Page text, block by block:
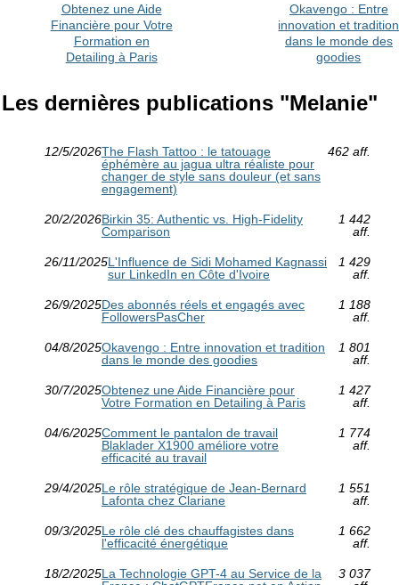
Obtenez une Aide
Financière pour Votre
Formation en
Detailing à Paris
Okavengo : Entre
innovation et tradition
dans le monde des
goodies
Les dernières publications "Melanie"
12/5/2026The Flash Tattoo : le tatouage
éphémère au jagua ultra réaliste pour
changer de style sans douleur (et sans
engagement)
462 aff.
20/2/2026Birkin 35: Authentic vs. High-Fidelity
Comparison
1 442
aff.
26/11/2025L'Influence de Sidi Mohamed Kagnassi
sur LinkedIn en Côte d'Ivoire
1 429
aff.
26/9/2025Des abonnés réels et engagés avec
FollowersPasCher
1 188
aff.
04/8/2025Okavengo : Entre innovation et tradition
dans le monde des goodies
1 801
aff.
30/7/2025Obtenez une Aide Financière pour
Votre Formation en Detailing à Paris
1 427
aff.
04/6/2025Comment le pantalon de travail
Blaklader X1900 améliore votre
efficacité au travail
1 774
aff.
29/4/2025Le rôle stratégique de Jean-Bernard
Lafonta chez Clariane
1 551
aff.
09/3/2025Le rôle clé des chauffagistes dans
l'efficacité énergétique
1 662
aff.
18/2/2025La Technologie GPT-4 au Service de la
3 037